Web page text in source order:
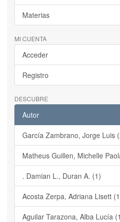
Materias
MI CUENTA
Acceder
Registro
DESCUBRE
Autor
García Zambrano, Jorge Luis
Matheus Guillen, Michelle
. Damian L., Duran A. (1)
Acosta Zerpa, Adriana Lisett
Aguilar Tarazona, Alba Lucía